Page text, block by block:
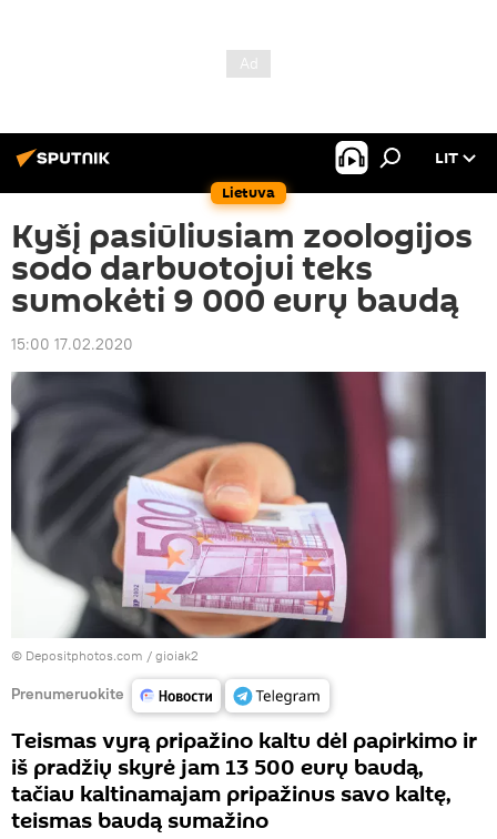
Lietuva
LIT
Kyšį pasiūliusiam zoologijos
sodo darbuotojui teks
sumokėti 9 000 eurų baudą
15:00 17.02.2020
© Depositphotos.com / gioiak2
Prenumeruokite
Teismas vyrą pripažino kaltu dėl papirkimo ir
iš pradžių skyrė jam 13 500 eurų baudą,
tačiau kaltinamajam pripažinus savo kaltę,
teismas baudą sumažino